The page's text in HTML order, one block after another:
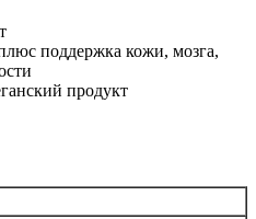
поддержка кожи, мозга,
продукт